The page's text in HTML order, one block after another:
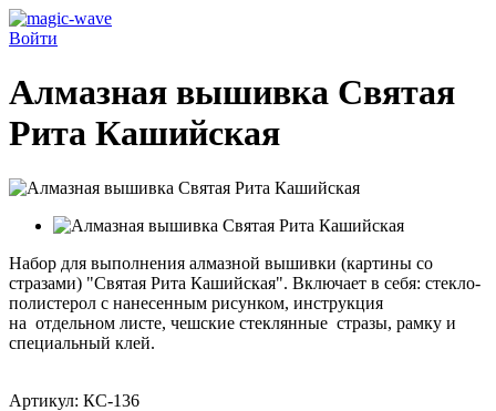
Войти
Алмазная вышивка Святая
Рита Кашийская
Набор для выполнения алмазной вышивки (картины со
стразами) "Святая Рита Кашийская". Включает в себя: стекло-
полистерол с нанесенным рисунком, инструкция
на отдельном листе, чешские стеклянные стразы, рамку и
специальный клей.
Артикул: КС-136